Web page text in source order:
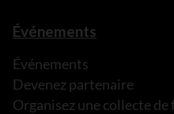
Événements
Événements
Devenez partenaire
Organisez une collecte de